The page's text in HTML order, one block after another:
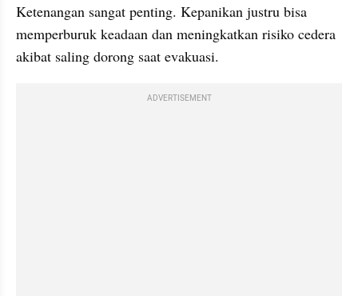
Ketenangan sangat penting. Kepanikan justru bisa
memperburuk keadaan dan meningkatkan risiko cedera
akibat saling dorong saat evakuasi.
ADVERTISEMENT